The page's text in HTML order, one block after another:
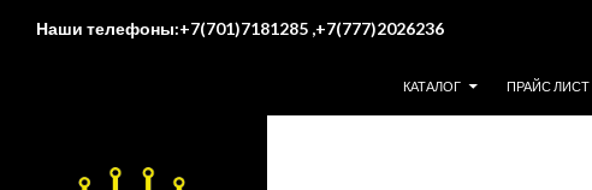
Наши телефоны:+7(701)7181285 ,+7(777)2026236
КАТАЛОГ
ПРАЙС ЛИСТ